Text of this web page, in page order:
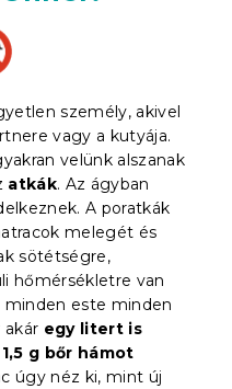
személy, akivel
vagy a kutyája.
velünk alszanak
atkák. Az ágyban
A poratkák
melegét és
sötétségre,
hőmérsékletre van
este minden
egy litert is
g bőr hámot
úgy néz ki, mint új